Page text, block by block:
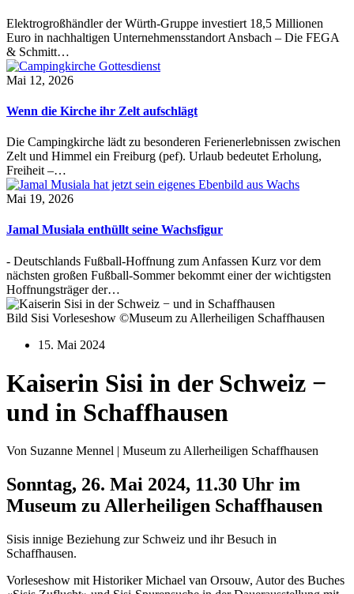
Elektrogroßhändler der Würth-Gruppe investiert 18,5 Millionen
Euro in nachhaltigen Unternehmensstandort Ansbach – Die FEGA
& Schmitt…
Mai 12, 2026
Wenn die Kirche ihr Zelt aufschlägt
Die Campingkirche lädt zu besonderen Ferienerlebnissen zwischen
Zelt und Himmel ein Freiburg (pef). Urlaub bedeutet Erholung,
Freiheit –…
Mai 19, 2026
Jamal Musiala enthüllt seine Wachsfigur
- Deutschlands Fußball-Hoffnung zum Anfassen Kurz vor dem
nächsten großen Fußball-Sommer bekommt einer der wichtigsten
Hoffnungsträger der…
Bild Sisi Vorleseshow ©Museum zu Allerheiligen Schaffhausen
15. Mai 2024
Kaiserin Sisi in der Schweiz −
und in Schaffhausen
Von Suzanne Mennel | Museum zu Allerheiligen Schaffhausen
Sonntag, 26. Mai 2024, 11.30 Uhr im
Museum zu Allerheiligen Schaffhausen
Sisis innige Beziehung zur Schweiz und ihr Besuch in
Schaffhausen.
Vorleseshow mit Historiker Michael van Orsouw, Autor des Buches